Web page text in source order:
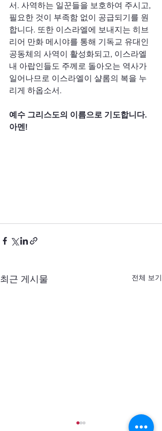
서. 사역하는 일꾼들을 보호하여 주시고,
필요한 것이 부족함 없이 공급되기를 원
합니다. 또한 이스라엘에 보내지는 히브
리어 만화 메시야를 통해 기독교 유대인
공동체의 사역이 활성화되고, 이스라엘
내 아랍인들도 주께로 돌아오는 역사가
일어나므로 이스라엘이 샬롬의 복을 누
리게 하옵소서.
예수 그리스도의 이름으로 기도합니다.
아멘!
최근 게시물 전체 보기